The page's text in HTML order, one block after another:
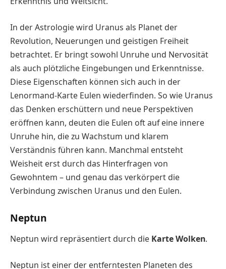
In der Astrologie wird Uranus als Planet der
Revolution, Neuerungen und geistigen Freiheit
betrachtet. Er bringt sowohl Unruhe und Nervosität
als auch plötzliche Eingebungen und Erkenntnisse.
Diese Eigenschaften können sich auch in der
Lenormand-Karte Eulen wiederfinden. So wie Uranus
das Denken erschüttern und neue Perspektiven
eröffnen kann, deuten die Eulen oft auf eine innere
Unruhe hin, die zu Wachstum und klarem
Verständnis führen kann. Manchmal entsteht
Weisheit erst durch das Hinterfragen von
Gewohntem – und genau das verkörpert die
Verbindung zwischen Uranus und den Eulen.
Neptun
Neptun wird repräsentiert durch die Karte Wolken.
Neptun ist einer der entferntesten Planeten des